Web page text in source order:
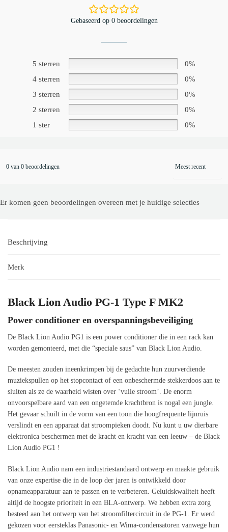
Gebaseerd op 0 beoordelingen
5 sterren
0%
4 sterren
0%
3 sterren
0%
2 sterren
0%
1 ster
0%
0 van 0 beoordelingen
Er komen geen beoordelingen overeen met je huidige selecties
Beschrijving
Merk
Black Lion Audio PG-1 Type F MK2
Power conditioner en overspanningsbeveiliging
De Black Lion Audio PG1 is een power conditioner die in een rack kan
worden gemonteerd, met die “speciale saus” van Black Lion Audio.
De meesten zouden ineenkrimpen bij de gedachte hun zuurverdiende
muziekspullen op het stopcontact of een onbeschermde stekkerdoos aan te
sluiten als ze de waarheid wisten over ‘vuile stroom’. De enorm
onvoorspelbare aard van een ongetemde krachtbron is nogal een jungle.
Het gevaar schuilt in de vorm van een toon die hoogfrequente lijnruis
verslindt en een apparaat dat stroompieken doodt. Nu kunt u uw dierbare
elektronica beschermen met de kracht en kracht van een leeuw – de Black
Lion Audio PG1 !
Black Lion Audio nam een ​​industriestandaard ontwerp en maakte gebruik
van onze expertise die in de loop der jaren is ontwikkeld door
opnameapparatuur aan te passen en te verbeteren. Geluidskwaliteit heeft
altijd de hoogste prioriteit in een BLA-ontwerp. We hebben extra zorg
besteed aan het ontwerp van het stroomfiltercircuit in de PG-1. Er werd
gekozen voor eersteklas Panasonic- en Wima-condensatoren vanwege hun